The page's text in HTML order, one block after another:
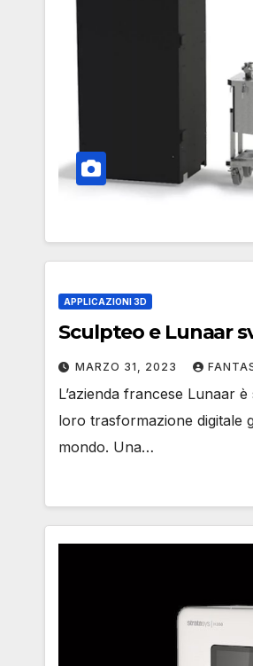
APPLICAZIONI 3D
Sculpteo e Lunaar
MARZO 31, 2023
L’azienda francese Lunaar
loro trasformazione digitale
mondo. Una…